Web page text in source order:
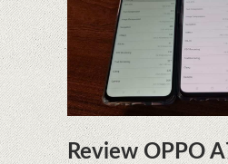
Review OPPO